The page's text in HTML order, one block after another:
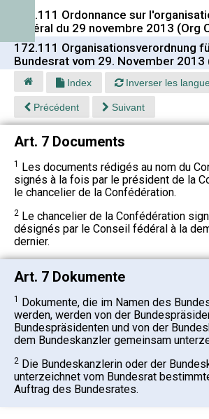
172.111 Ordonnance sur
fédéral du 29 novembre 2013 (Org
172.111 Organisationsverordnung
Bundesrat vom 29. November 2013
Index Inverser les
Précédent Suivant
Art. 7 Documents
1 Les documents rédigés au nom du
signés à la fois par le président de la
le chancelier de la Confédération.
2 Le chancelier de la Confédération
désignés par le Conseil fédéral à la
dernier.
Art. 7 Dokumente
1 Dokumente, die im Namen des
werden, werden von der
Bundespräsidenten und von der
dem Bundeskanzler gemeinsam
2 Die Bundeskanzlerin oder der
unterzeichnet vom Bundesrat
Auftrag des Bundesrates.